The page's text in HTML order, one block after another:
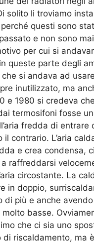
solito li troviamo
questi sono
e non sono
per cui si
queste parte degli
si andava ad
inutilizzato, ma
e 1980 si credeva
termosifoni fosse
fredda di entrare
il contrario. L’aria
e crea condensa,
raffreddarsi
circostante. La
in doppio,
di più e anche
basse.
che ci sia uno
di riscaldamento, ma